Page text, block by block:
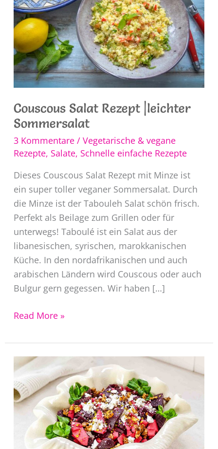
Couscous Salat Rezept |leichter
Sommersalat
3 Kommentare / Vegetarische & vegane
Rezepte, Salate, Schnelle einfache Rezepte
Dieses Couscous Salat Rezept mit Minze ist
ein super toller veganer Sommersalat. Durch
die Minze ist der Tabouleh Salat schön frisch.
Perfekt als Beilage zum Grillen oder für
unterwegs! Taboulé ist ein Salat aus der
libanesischen, syrischen, marokkanischen
Küche. In den nordafrikanischen und auch
arabischen Ländern wird Couscous oder auch
Bulgur gern gegessen. Wir haben […]
Couscous
Rezept
|leichter
Sommersalat
Read More »